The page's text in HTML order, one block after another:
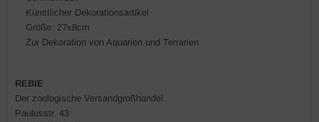
Künstlicher Dekorationsartikel
Größe: 27x8cm
Zur Dekoration von Aquarien und Terrarien
REBIE
Der zoologische Versandgroßhandel
Paulusstr. 43